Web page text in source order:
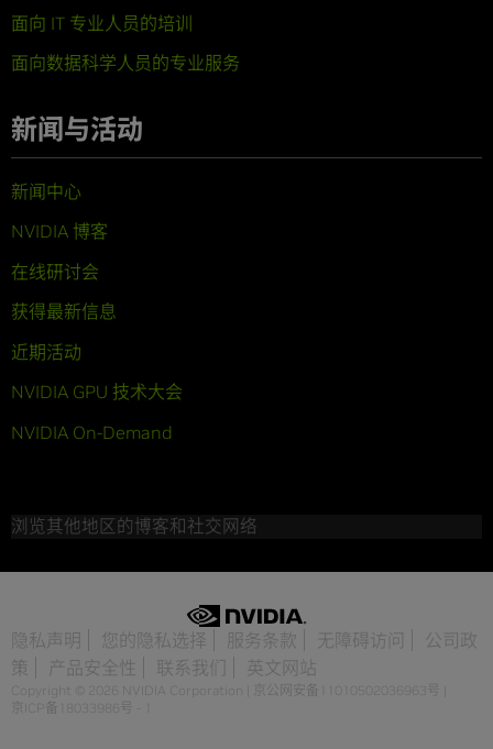
面向 IT 专业人员的培训
面向数据科学人员的专业服务
新闻与活动
新闻中心
NVIDIA 博客
在线研讨会
获得最新信息
近期活动
NVIDIA GPU 技术大会
NVIDIA On-Demand
浏览其他地区的博客和社交网络
隐私声明 您的隐私选择 服务条款 无障碍访问
公司政
策
产品安全性 联系我们 英文网站
Copyright © 2026 NVIDIA Corporation 京公网安备11010502036963号
京ICP备18033986号 - 1